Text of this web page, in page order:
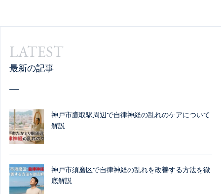
LATEST
最新の記事
神戸市鷹取駅周辺で自律神経の乱れのケアについて
解説
神戸市須磨区で自律神経の乱れを改善する方法を徹
底解説